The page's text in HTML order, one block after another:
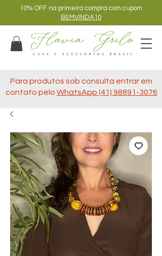
10% OFF na primeira compra com cupom
BEMVINDA10
Para produtos sob consulta entrar em
contato pelo WhatsApp (41) 98891-3076